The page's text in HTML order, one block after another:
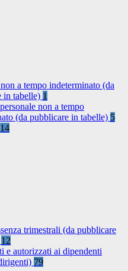
a tempo indeterminato (da
in tabelle) 1
non a tempo
(da pubblicare in tabelle) 5
14
trimestrali (da pubblicare
12
e autorizzati ai dipendenti
79